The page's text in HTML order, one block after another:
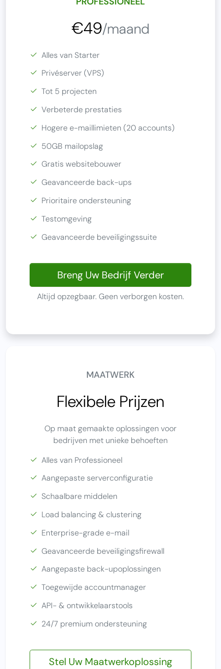
€49/maand
Alles van Starter
Privéserver (VPS)
Tot 5 projecten
Verbeterde prestaties
Hogere e-maillimieten (20 accounts)
50GB mailopslag
Gratis websitebouwer
Geavanceerde back-ups
Prioritaire ondersteuning
Testomgeving
Geavanceerde beveiligingssuite
Breng Uw Bedrijf Verder
Altijd opzegbaar. Geen verborgen kosten.
MAATWERK
Flexibele Prijzen
Op maat gemaakte oplossingen voor
bedrijven met unieke behoeften
Alles van Professioneel
Aangepaste serverconfiguratie
Schaalbare middelen
Load balancing & clustering
Enterprise-grade e-mail
Geavanceerde beveiligingsfirewall
Aangepaste back-upoplossingen
Toegewijde accountmanager
API- & ontwikkelaarstools
24/7 premium ondersteuning
Stel Uw Maatwerkoplossing